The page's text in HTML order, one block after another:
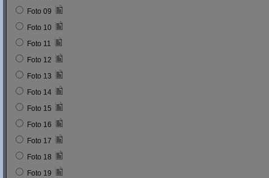
Foto 09
Foto 10
Foto 11
Foto 12
Foto 13
Foto 14
Foto 15
Foto 16
Foto 17
Foto 18
Foto 19